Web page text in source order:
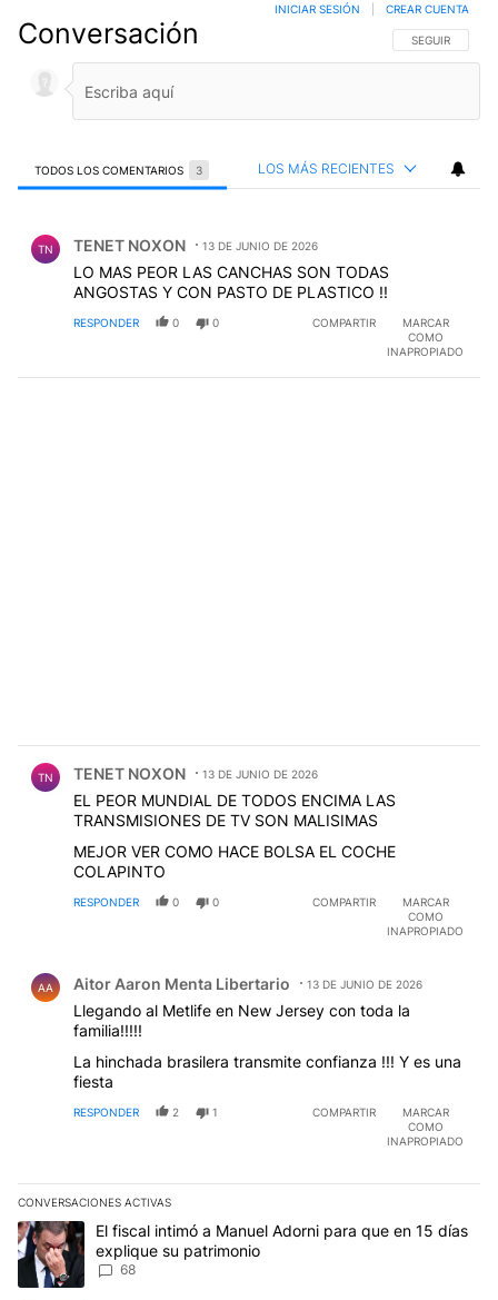
Conversación SIGA ESTA
SEGUIR
INICIAR SESIÓN CREAR CUENTA
TODOS LOS COMENTARIOS 3 LOS MÁS RECIENTES
TN TENET NOXON 13 DE JUNIO DE 2026
LO MAS PEOR LAS CANCHAS SON TODAS
ANGOSTAS Y CON PASTO DE PLASTICO !!
RESPONDER 0 0 COMPARTIR
MARCAR
COMO
INAPROPIADO
TN TENET NOXON 13 DE JUNIO DE 2026
EL PEOR MUNDIAL DE TODOS ENCIMA LAS
TRANSMISIONES DE TV SON MALISIMAS
MEJOR VER COMO HACE BOLSA EL COCHE
COLAPINTO
RESPONDER 0 0 COMPARTIR
MARCAR
COMO
INAPROPIADO
AA Aitor Aaron Menta Libertario 13 DE JUNIO DE 2026
Llegando al Metlife en New Jersey con toda la
familia!!!!!
La hinchada brasilera transmite confianza !!! Y es una
fiesta
RESPONDER 2 1 COMPARTIR
MARCAR
COMO
INAPROPIADO
CONVERSACIONES ACTIVAS
Este listado muestra los artículos con más comentarios en los
Un artículo de tendencia con el título "El fiscal intimó a Manuel
El fiscal intimó a Manuel Adorni para que en 15 días
explique su patrimonio
68